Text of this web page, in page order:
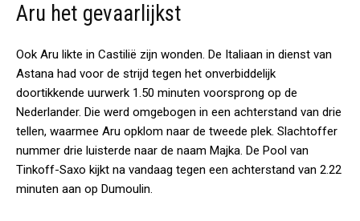
Aru het gevaarlijkst
Ook Aru likte in Castilië zijn wonden. De Italiaan in dienst van
Astana had voor de strijd tegen het onverbiddelijk
doortikkende uurwerk 1.50 minuten voorsprong op de
Nederlander. Die werd omgebogen in een achterstand van drie
tellen, waarmee Aru opklom naar de tweede plek. Slachtoffer
nummer drie luisterde naar de naam Majka. De Pool van
Tinkoff-Saxo kijkt na vandaag tegen een achterstand van 2.22
minuten aan op Dumoulin.